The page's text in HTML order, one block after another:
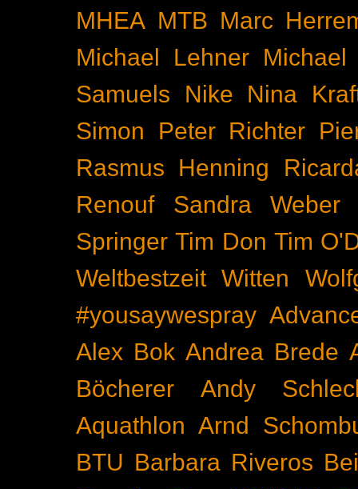
MHEA MTB Marc
Michael Lehner Michael
Samuels
Nike
Nina
Simon
Peter Richter
Rasmus Henning
Renouf
Sandra Weber
Springer Tim Don Tim
Weltbestzeit Witten
#yousaywespray
Alex Bok Andrea Brede
Böcherer
Andy
Aquathlon Arnd
BTU Barbara Riveros